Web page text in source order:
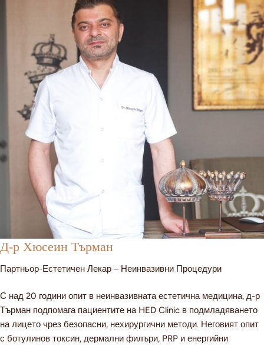
Д-р Хюсеин Търман
Партньор-Естетичен Лекар – Неинвазивни Процедури
С над 20 години опит в неинвазивната естетична медицина, д-р
Търман подпомага пациентите на HED Clinic в подмладяването
на лицето чрез безопасни, нехирургични методи. Неговият опит
с ботулинов токсин, дермални филъри, PRP и енергийни